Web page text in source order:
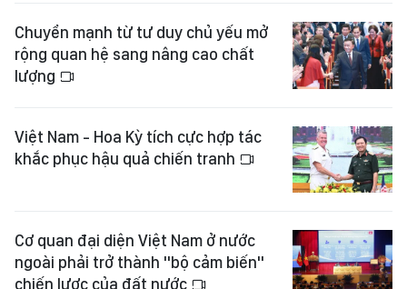
Chuyển mạnh từ tư duy chủ yếu mở
rộng quan hệ sang nâng cao chất
lượng
Việt Nam - Hoa Kỳ tích cực hợp tác
khắc phục hậu quả chiến tranh
Cơ quan đại diện Việt Nam ở nước
ngoài phải trở thành "bộ cảm biến"
chiến lược của đất nước